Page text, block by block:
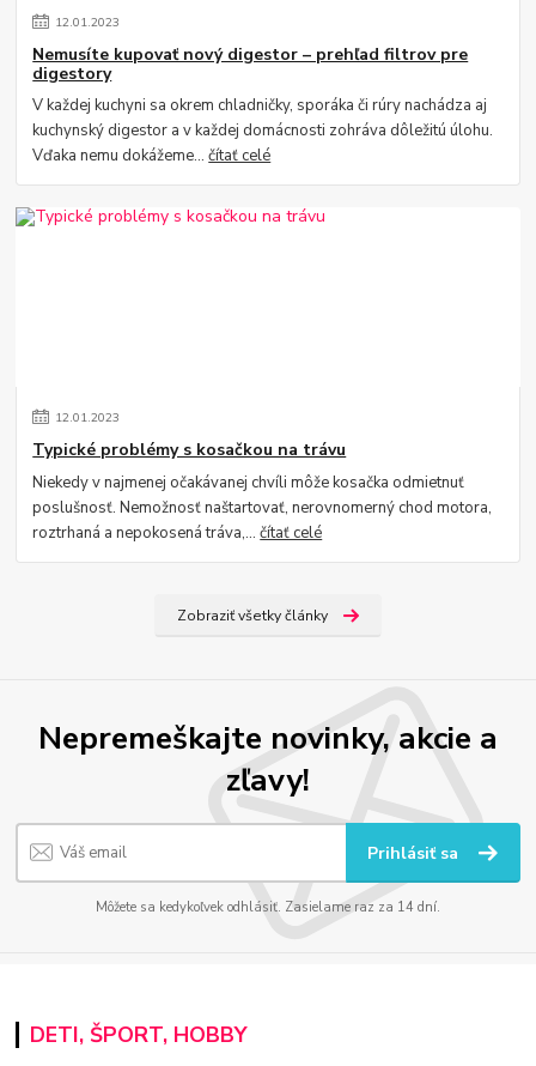
12.01.2023
Nemusíte kupovať nový digestor – prehľad filtrov pre
digestory
V každej kuchyni sa okrem chladničky, sporáka či rúry nachádza aj
kuchynský digestor a v každej domácnosti zohráva dôležitú úlohu.
Vďaka nemu dokážeme...čítať celé
12.01.2023
Typické problémy s kosačkou na trávu
Niekedy v najmenej očakávanej chvíli môže kosačka odmietnuť
poslušnosť. Nemožnosť naštartovať, nerovnomerný chod motora,
roztrhaná a nepokosená tráva,...čítať celé
Zobraziť všetky články
Nepremeškajte novinky, akcie a
zľavy!
Prihlásiť sa
Môžete sa kedykoľvek odhlásiť. Zasielame raz za 14 dní.
DETI, ŠPORT, HOBBY